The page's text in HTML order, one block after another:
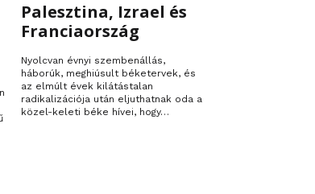
Palesztina, Izrael és
Franciaország
Nyolcvan évnyi szembenállás,
háborúk, meghiúsult béketervek, és
az elmúlt évek kilátástalan
radikalizációja után eljuthatnak oda a
közel-keleti béke hívei, hogy…